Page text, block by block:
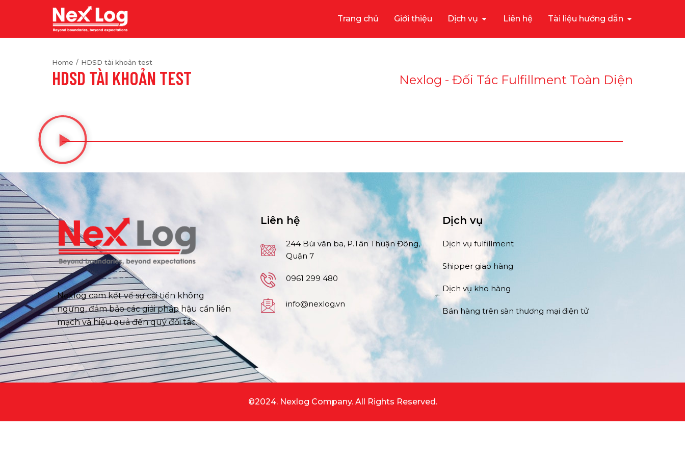
Trang chủ Giới thiệu Dịch vụ Liên hệ Tài liệu hướng dẫn
You are here:
Home HDSD tài khoản test
HDSD TÀI KHOẢN TEST Nexlog - Đối Tác Fulfillment Toàn Diện
Nexlog cam kết về sự cải tiến không
ngừng, đảm bảo các giải pháp hậu cần liền
mạch và hiệu quả đến quý đối tác.
Liên hệ
244 Bùi văn ba, P.Tân Thuận Đông,
Quận 7
0961 299 480
info@nexlog.vn
Dịch vụ
Dịch vụ fulfillment
Shipper giao hàng
Dịch vụ kho hàng
Bán hàng trên sàn thương mại điện tử
©2024. Nexlog Company. All Rights Reserved.